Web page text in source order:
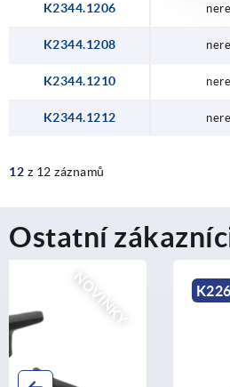
K2344.1206
K2344.1208
K2344.1210
K2344.1212
12 z 12 záznamů
Ostatní